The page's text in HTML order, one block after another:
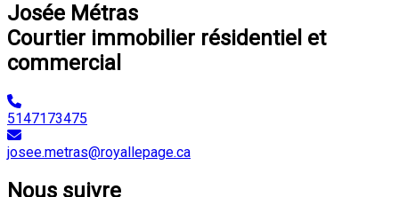
Josée Métras
Courtier immobilier résidentiel et
commercial
5147173475
josee.metras@royallepage.ca
Nous suivre